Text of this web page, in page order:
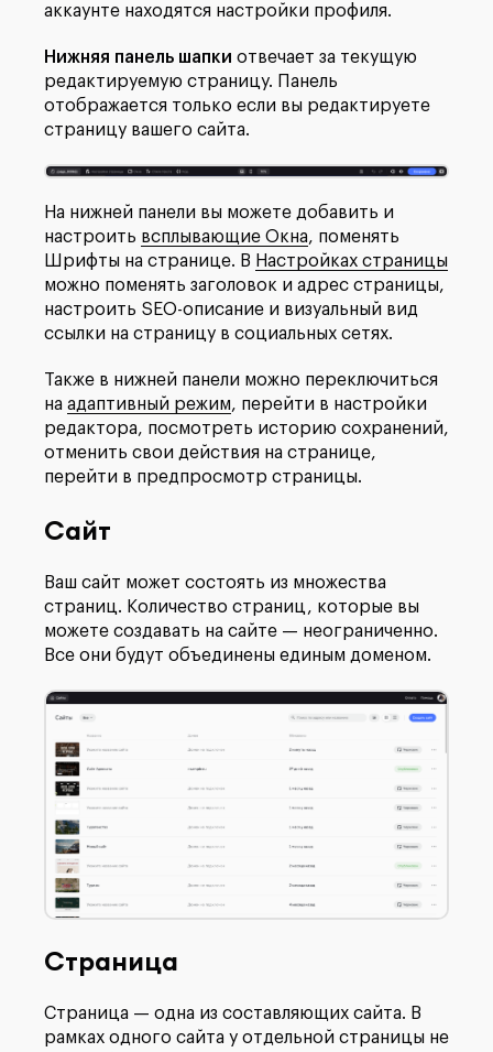
аккаунте находятся настройки профиля.
Нижняя панель шапки отвечает за текущую
редактируемую страницу. Панель
отображается только если вы редактируете
страницу вашего сайта.
На нижней панели вы можете добавить и
настроить всплывающие Окна, поменять
Шрифты на странице. В Настройках страницы
можно поменять заголовок и адрес страницы,
настроить SEO-описание и визуальный вид
ссылки на страницу в социальных сетях.
Также в нижней панели можно переключиться
на адаптивный режим, перейти в настройки
редактора, посмотреть историю сохранений,
отменить свои действия на странице,
перейти в предпросмотр страницы.
Сайт
Ваш сайт может состоять из множества
страниц. Количество страниц, которые вы
можете создавать на сайте — неограниченно.
Все они будут объединены единым доменом.
Страница
Страница — одна из составляющих сайта. В
рамках одного сайта у отдельной страницы не